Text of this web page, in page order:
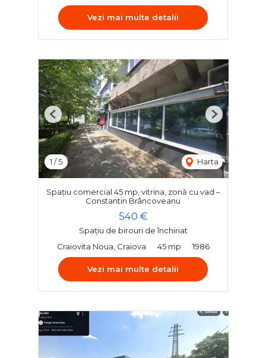
Vezi mai multe detalii
1 /5 Harta
Previous Next
Spațiu comercial 45 mp, vitrina, zonă cu vad –
Constantin Brâncoveanu
540 €
Spațiu de birouri de închiriat
Craiovita Noua, Craiova
45 mp 1986
Vezi mai multe detalii